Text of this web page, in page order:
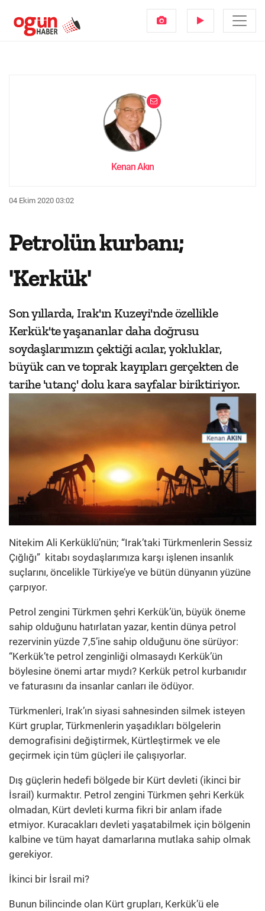
Kenan Akın
04 Ekim 2020 03:02
Petrolün kurbanı;
'Kerkük'
Son yıllarda, Irak'ın Kuzeyi'nde özellikle
Kerkük'te yaşananlar daha doğrusu
soydaşlarımızın çektiği acılar, yokluklar,
büyük can ve toprak kayıpları gerçekten de
tarihe 'utanç' dolu kara sayfalar biriktiriyor.
Nitekim Ali Kerküklü’nün; “Irak’taki Türkmenlerin Sessiz
Çığlığı” kitabı soydaşlarımıza karşı işlenen insanlık
suçlarını, öncelikle Türkiye’ye ve bütün dünyanın yüzüne
çarpıyor.
Petrol zengini Türkmen şehri Kerkük’ün, büyük öneme
sahip olduğunu hatırlatan yazar, kentin dünya petrol
rezervinin yüzde 7,5’ine sahip olduğunu öne sürüyor:
“Kerkük’te petrol zenginliği olmasaydı Kerkük’ün
böylesine önemi artar mıydı? Kerkük petrol kurbanıdır
ve faturasını da insanlar canları ile ödüyor.
Türkmenleri, Irak’ın siyasi sahnesinden silmek isteyen
Kürt gruplar, Türkmenlerin yaşadıkları bölgelerin
demografisini değiştirmek, Kürtleştirmek ve ele
geçirmek için tüm güçleri ile çalışıyorlar.
Dış güçlerin hedefi bölgede bir Kürt devleti (ikinci bir
İsrail) kurmaktır. Petrol zengini Türkmen şehri Kerkük
olmadan, Kürt devleti kurma fikri bir anlam ifade
etmiyor. Kuracakları devleti yaşatabilmek için bölgenin
kalbine ve tüm hayat damarlarına mutlaka sahip olmak
gerekiyor.
İkinci bir İsrail mi?
Bunun bilincinde olan Kürt grupları, Kerkük’ü ele